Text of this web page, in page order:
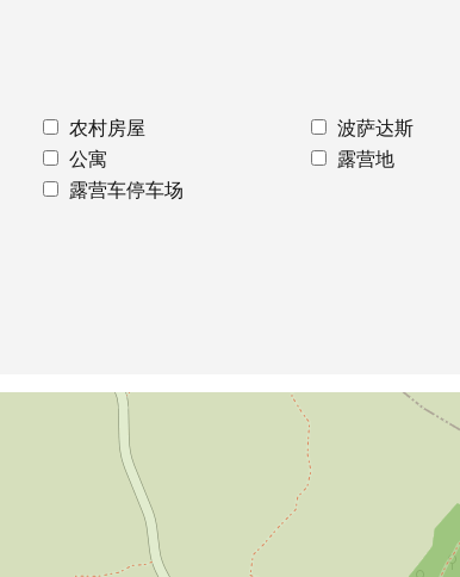
农村房屋 波萨达斯
公寓 露营地
露营车停车场